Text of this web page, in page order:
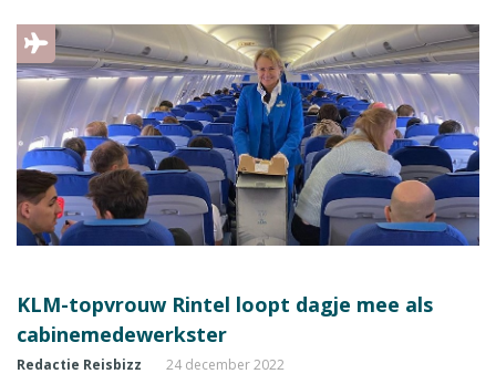
KLM-topvrouw Rintel loopt dagje mee als
cabinemedewerkster
Redactie Reisbizz 24 december 2022